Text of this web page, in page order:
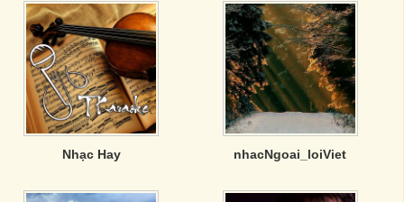
Nhạc Hay nhacNgoai_loiViet